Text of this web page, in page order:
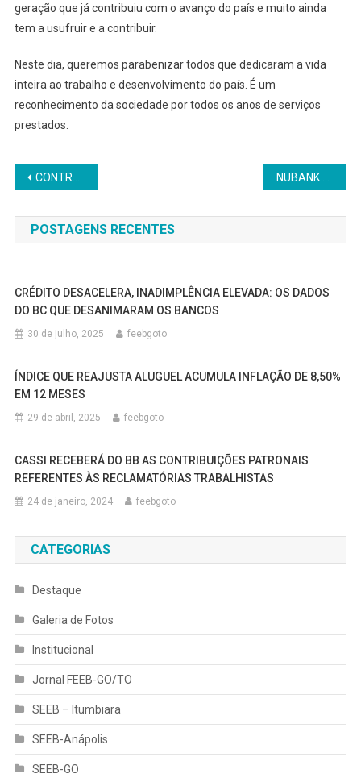
geração que já contribuiu com o avanço do país e muito ainda
tem a usufruir e a contribuir.
Neste dia, queremos parabenizar todos que dedicaram a vida
inteira ao trabalho e desenvolvimento do país. É um
reconhecimento da sociedade por todos os anos de serviços
prestados.
Navegação
de
Post
CONTRATAR PESSOAS É MAIS BARATO QUE ADOTAR IA NA MAIORIA DOS EMPREGOS, AFIRMA ESTUDO DO MIT
POSTAGENS RECENTES
CRÉDITO DESACELERA, INADIMPLÊNCIA ELEVADA: OS DADOS
DO BC QUE DESANIMARAM OS BANCOS
30 de julho, 2025 feebgoto
ÍNDICE QUE REAJUSTA ALUGUEL ACUMULA INFLAÇÃO DE 8,50%
EM 12 MESES
29 de abril, 2025 feebgoto
CASSI RECEBERÁ DO BB AS CONTRIBUIÇÕES PATRONAIS
REFERENTES ÀS RECLAMATÓRIAS TRABALHISTAS
24 de janeiro, 2024 feebgoto
CATEGORIAS
Destaque
Galeria de Fotos
Institucional
Jornal FEEB-GO/TO
SEEB – Itumbiara
SEEB-Anápolis
SEEB-GO